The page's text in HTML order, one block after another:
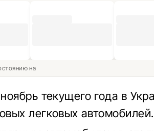
на
текущего года в
легковых автомобилей.